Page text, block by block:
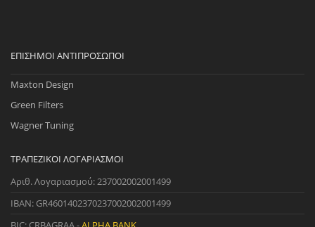
ΕΠΊΣΗΜΟΙ ΑΝΤΙΠΡΌΣΩΠΟΙ
Maxton Design
Green Filters
Wagner Tuning
ΤΡΑΠΕΖΙΚΟΊ ΛΟΓΑΡΙΑΣΜΟΊ
Αριθ. Λογαριασμού: 237002002001499
IBAN: GR4601402370237002002001499